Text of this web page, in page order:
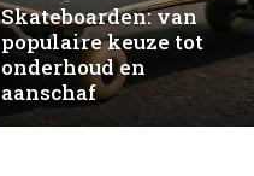
Skateboarden: van
populaire keuze tot
onderhoud en
aanschaf